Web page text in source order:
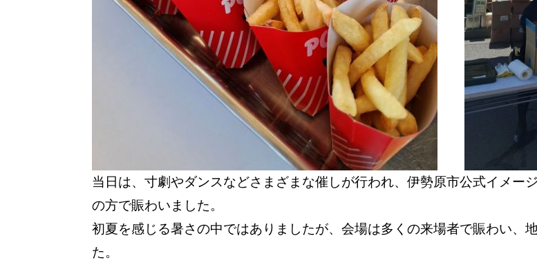
当日は、寸劇やダンスなどさまざまな催しが行われ、伊勢原市公式イメー
の方で賑わいました。
初夏を感じる暑さの中ではありましたが、会場は多くの来場者で賑わい、
た。